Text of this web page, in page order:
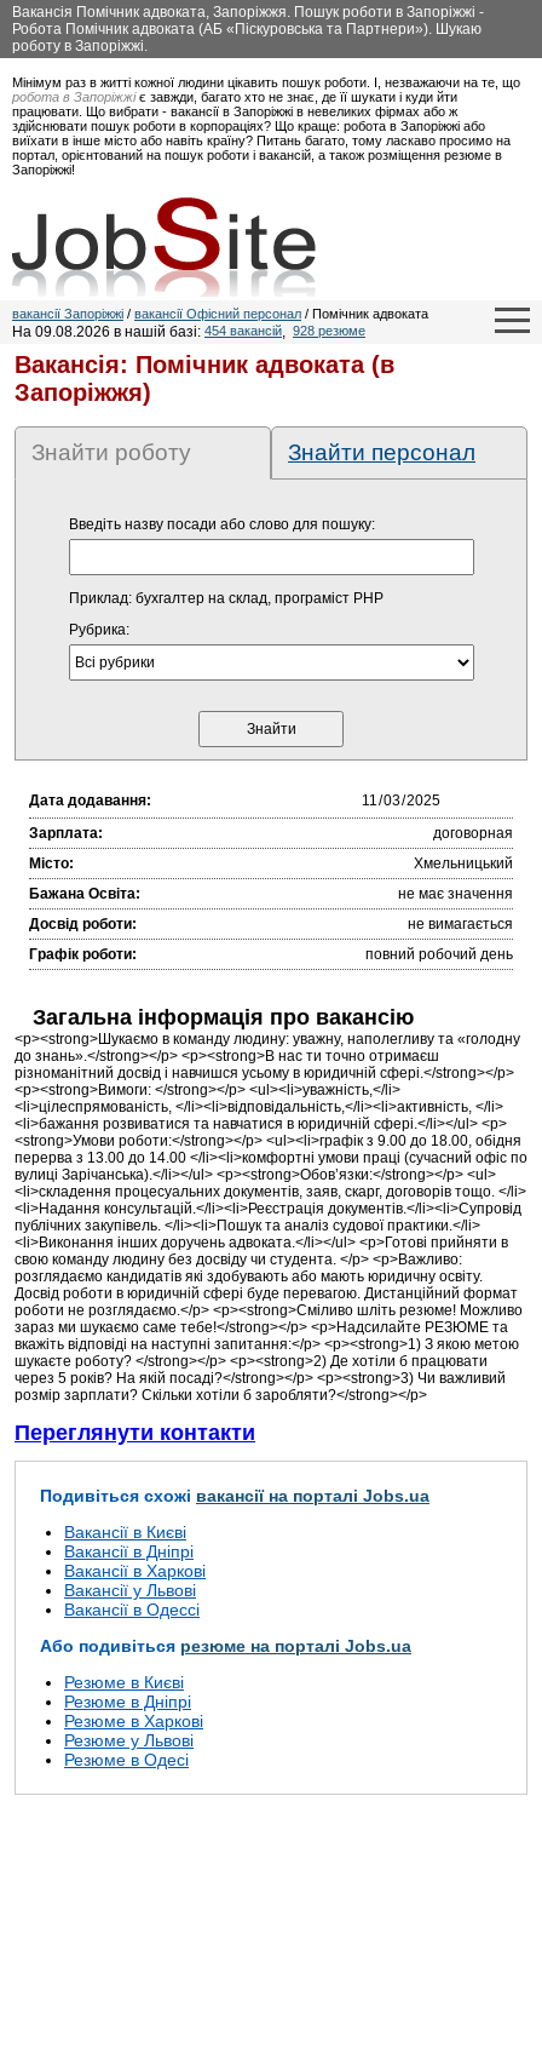
Вакансія Помічник адвоката, Запоріжжя. Пошук роботи в Запоріжжі -
Робота Помічник адвоката (АБ «Піскуровська та Партнери»). Шукаю
роботу в Запоріжжі.
Мінімум раз в житті кожної людини цікавить пошук роботи. І, незважаючи на те, що
робота в Запоріжжіє завжди, багато хто не знає, де її шукати і куди йти
працювати. Що вибрати - вакансії в Запоріжжі в невеликих фірмах або ж
здійснювати пошук роботи в корпораціях? Що краще: робота в Запоріжжі або
виїхати в інше місто або навіть країну? Питань багато, тому ласкаво просимо на
портал, орієнтований на пошук роботи і вакансій, а також розміщення резюме в
Запоріжжі!
вакансії Запоріжжі / вакансії Офісний персонал / Помічник адвоката
На 09.08.2026 в нашій базі: 454 вакансій, 928 резюме
Вакансія: Помічник адвоката (в
Запоріжжя)
Знайти роботу Знайти персонал
Введіть назву посади або слово для пошуку:
Приклад: бухгалтер на склад, програміст PHP
Рубрика:
Дата додавання:
Зарплата:
договорная
Місто:
Хмельницький
Бажана Освіта:
не має значення
Досвід роботи:
не вимагається
Графік роботи:
повний робочий день
Загальна інформація про вакансію
<p><strong>Шукаємо в команду людину: уважну, наполегливу та «голодну
до знань».</strong></p> <p><strong>В нас ти точно отримаєш
різноманітний досвід і навчишся усьому в юридичній сфері.</strong></p>
<p><strong>Вимоги: </strong></p> <ul><li>уважність,</li>
<li>цілеспрямованість, </li><li>відповідальність,</li><li>активність, </li>
<li>бажання розвиватися та навчатися в юридичній сфері.</li></ul> <p>
<strong>Умови роботи:</strong></p> <ul><li>графік з 9.00 до 18.00, обідня
перерва з 13.00 до 14.00 </li><li>комфортні умови праці (сучасний офіс по
вулиці Зарічанська).</li></ul> <p><strong>Обов’язки:</strong></p> <ul>
<li>складення процесуальних документів, заяв, скарг, договорів тощо. </li>
<li>Надання консультацій.</li><li>Реєстрація документів.</li><li>Супровід
публічних закупівель. </li><li>Пошук та аналіз судової практики.</li>
<li>Виконання інших доручень адвоката.</li></ul> <p>Готові прийняти в
свою команду людину без досвіду чи студента. </p> <p>Важливо:
розглядаємо кандидатів які здобувають або мають юридичну освіту.
Досвід роботи в юридичній сфері буде перевагою. Дистанційний формат
роботи не розглядаємо.</p> <p><strong>Сміливо шліть резюме! Можливо
зараз ми шукаємо саме тебе!</strong></p> <p>Надсилайте РЕЗЮМЕ та
вкажіть відповіді на наступні запитання:</p> <p><strong>1) З якою метою
шукаєте роботу? </strong></p> <p><strong>2) Де хотіли б працювати
через 5 років? На якій посаді?</strong></p> <p><strong>3) Чи важливий
розмір зарплати? Скільки хотіли б заробляти?</strong></p>
Переглянути контакти
Подивіться схожі вакансії на порталі Jobs.ua
Вакансії в Києві
Вакансії в Дніпрі
Вакансії в Харкові
Вакансії у Львові
Вакансії в Одессі
Або подивіться резюме на порталі Jobs.ua
Резюме в Києві
Резюме в Дніпрі
Резюме в Харкові
Резюме у Львові
Резюме в Одесі